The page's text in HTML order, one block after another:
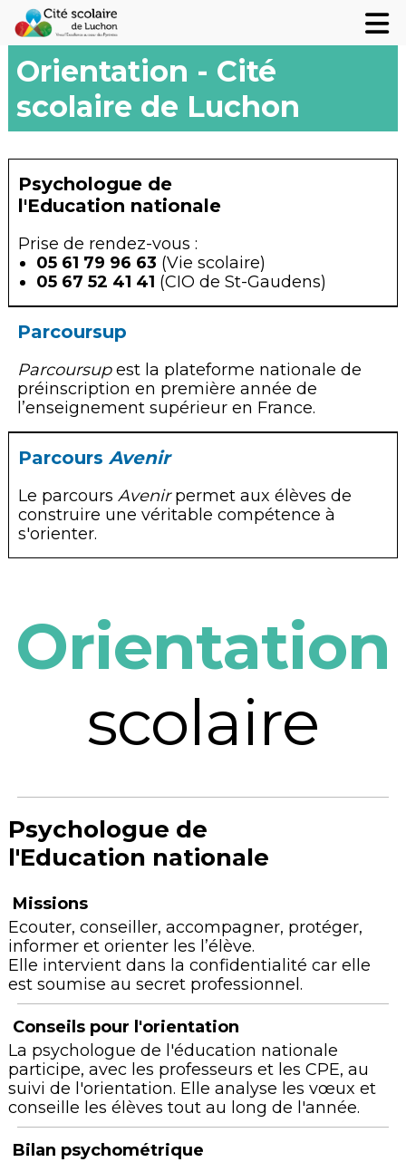
Infos pratiques
Les formations
Contact
2 Bd. Charles de Gaulle,
31110 Bagnères de Luchon
05 61 79 96 50
Orientation - Cité
scolaire de Luchon
Psychologue de
l'Education nationale
Prise de rendez-vous :
05 61 79 96 63 (Vie scolaire)
05 67 52 41 41 (CIO de St-Gaudens)
Parcoursup
Parcoursupest la plateforme nationale de
préinscription en première année de
l’enseignement supérieur en France.
Parcours Avenir
Le parcours Avenirpermet aux élèves de
construire une véritable compétence à
s'orienter.
Orientation
scolaire
Psychologue de
l'Education nationale
Missions
Ecouter, conseiller, accompagner, protéger,
informer et orienter les l’élève.
Elle intervient dans la confidentialité car elle
est soumise au secret professionnel.
Conseils pour l'orientation
La psychologue de l'éducation nationale
participe, avec les professeurs et les CPE, au
suivi de l'orientation. Elle analyse les vœux et
conseille les élèves tout au long de l'année.
Bilan psychométrique